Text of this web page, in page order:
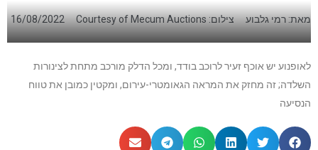
מאת: רמי גלבוע צילום: Courtesy of Mecum Auctions 16/08/2022
לאופנוע יש אוכף זעיר לרוכב בודד, ומכל הדלק מורכב מתחת לצינורות
השלדה; זה מחזק את המראה הגאומטרי-עירום, ומקטין כמובן את טווח
הנסיעה